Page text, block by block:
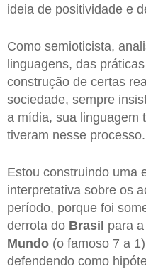
ideia de positividade e
Como semioticista,
linguagens, das
construção de certas
sociedade, sempre
a mídia, sua linguagem
tiveram nesse processo.
Estou construindo uma
interpretativa sobre os
período, porque foi
derrota do Brasil para a
Mundo (o famoso 7 a
defendendo como